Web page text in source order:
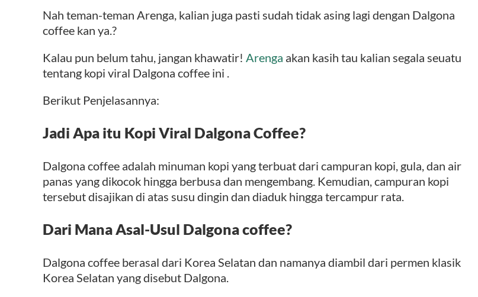
Nah teman-teman Arenga, kalian juga pasti sudah tidak asing lagi dengan Dalgona
coffee kan ya.?
Kalau pun belum tahu, jangan khawatir! Arenga akan kasih tau kalian segala seuatu
tentang kopi viral Dalgona coffee ini .
Berikut Penjelasannya:
Jadi Apa itu Kopi Viral Dalgona Coffee?
Dalgona coffee adalah minuman kopi yang terbuat dari campuran kopi, gula, dan air
panas yang dikocok hingga berbusa dan mengembang. Kemudian, campuran kopi
tersebut disajikan di atas susu dingin dan diaduk hingga tercampur rata.
Dari Mana Asal-Usul Dalgona coffee?
Dalgona coffee berasal dari Korea Selatan dan namanya diambil dari permen klasik
Korea Selatan yang disebut Dalgona.